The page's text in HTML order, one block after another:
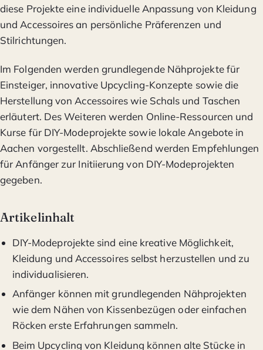
diese Projekte eine individuelle Anpassung von Kleidung
und Accessoires an persönliche Präferenzen und
Stilrichtungen.
Im Folgenden werden grundlegende Nähprojekte für
Einsteiger, innovative Upcycling-Konzepte sowie die
Herstellung von Accessoires wie Schals und Taschen
erläutert. Des Weiteren werden Online-Ressourcen und
Kurse für DIY-Modeprojekte sowie lokale Angebote in
Aachen vorgestellt. Abschließend werden Empfehlungen
für Anfänger zur Initiierung von DIY-Modeprojekten
gegeben.
Artikelinhalt
DIY-Modeprojekte sind eine kreative Möglichkeit,
Kleidung und Accessoires selbst herzustellen und zu
individualisieren.
Anfänger können mit grundlegenden Nähprojekten
wie dem Nähen von Kissenbezügen oder einfachen
Röcken erste Erfahrungen sammeln.
Beim Upcycling von Kleidung können alte Stücke in